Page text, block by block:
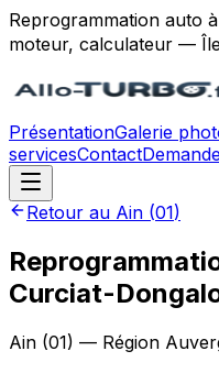
Reprogrammation auto
moteur, calculateur —
PrésentationGalerie
servicesContact
Retour au Ain (01)
Curciat-
Ain (01) — Région